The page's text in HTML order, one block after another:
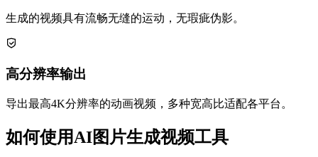
生成的视频具有流畅无缝的运动，无瑕疵伪影。
高分辨率输出
导出最高4K分辨率的动画视频，多种宽高比适配各平台。
如何使用AI图片生成视频工具